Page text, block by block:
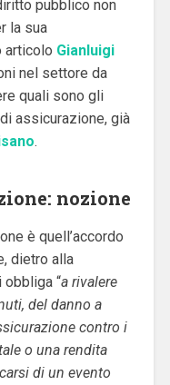
pubblico non
la sua
articolo Gianluigi
nel settore da
quali sono gli
assicurazione, già
.
nozione
è quell’accordo
dietro alla
“a rivalere
del danno a
contro i
o una rendita
di un evento